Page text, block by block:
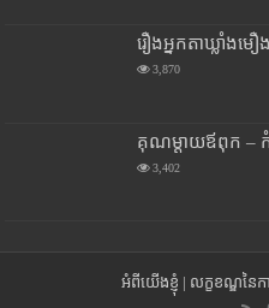
រឿងអ្នកតាឃ្លាំងមឿង
3,870
គុណម្តាយឪពុក – កំ
3,402
អំពីយើងខ្ញុំ | លក្ខខណ្ឌនៃកា